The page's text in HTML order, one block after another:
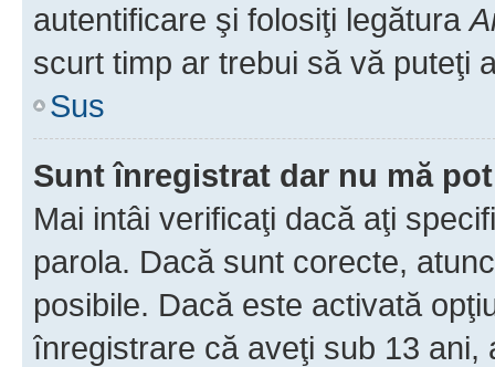
autentificare şi folosiţi legătura
scurt timp ar trebui să vă puteţi
Sus
Sunt înregistrat dar nu mă
Mai intâi verificaţi dacă aţi
parola. Dacă sunt corecte,
posibile. Dacă este activată
înregistrare că aveţi sub 13